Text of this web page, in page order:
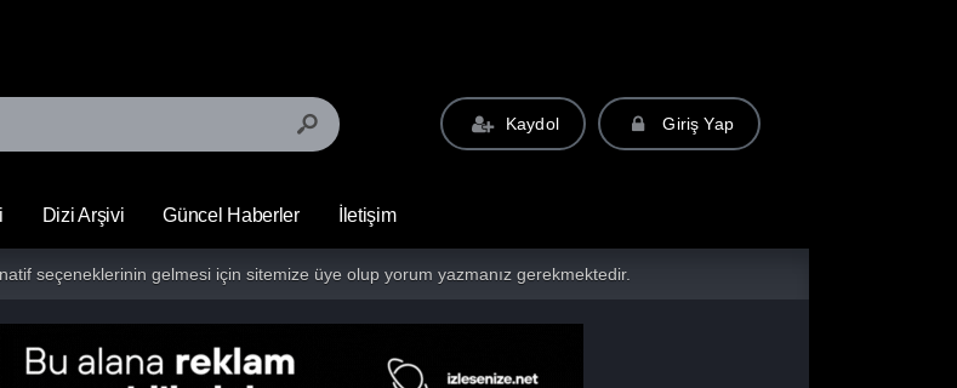
Kaydol Giriş Yap
Dizi Arşivi Güncel Haberler İletişim
seçeneklerinin gelmesi için sitemize üye olup yorum yazmanız gerekmektedir.